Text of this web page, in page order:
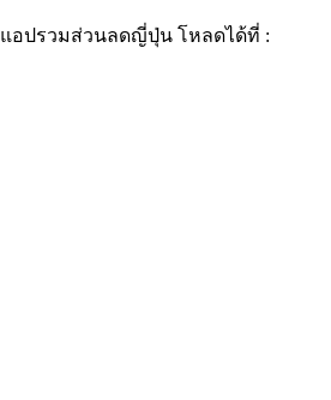
แอปรวมส่วนลดญี่ปุ่น ​ โหลดได้ที่ :